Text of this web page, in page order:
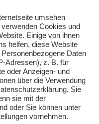
umsehen
Cookies und
Einige von ihnen
helfen, diese Website
Daten
Adressen), z. B. für
oder Anzeigen- und
über die Verwendung
Sie
sie mit der
oder Sie können unter
vornehmen.